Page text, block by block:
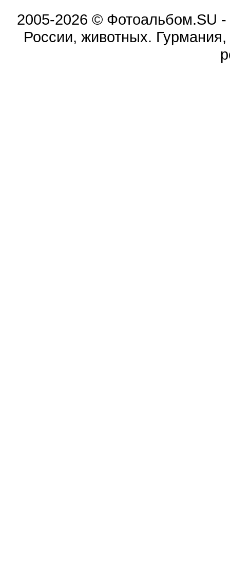
2005-2026 © Фотоальбом.SU -
России, животных.